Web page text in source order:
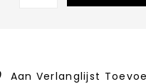
Aan Verlanglijst